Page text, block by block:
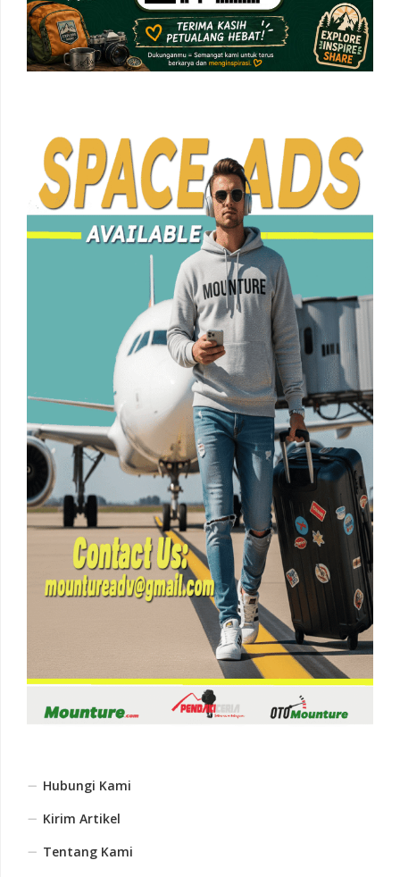
Hubungi Kami
Kirim Artikel
Tentang Kami